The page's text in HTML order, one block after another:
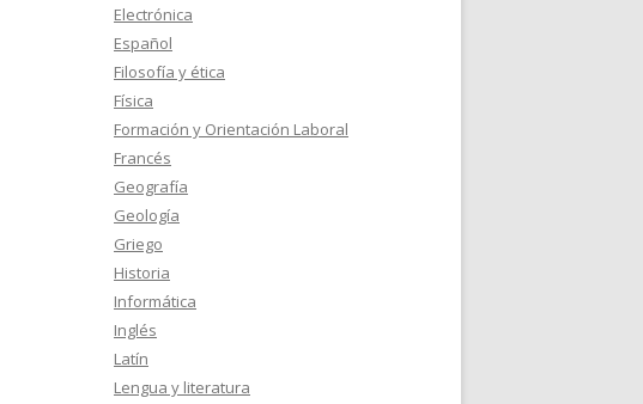
Electrónica
Español
Filosofía y ética
Física
Formación y Orientación Laboral
Francés
Geografía
Geología
Griego
Historia
Informática
Inglés
Latín
Lengua y literatura